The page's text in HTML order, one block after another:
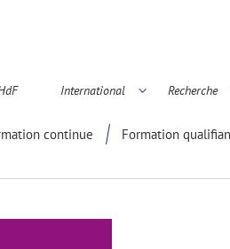
International Recherche
continue Formation